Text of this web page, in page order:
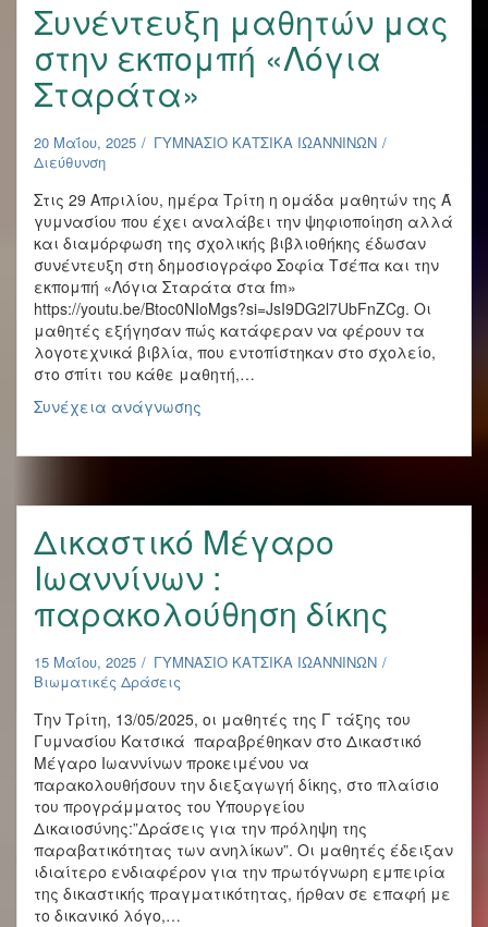
Λευκάδα
Συνέντευξη μαθητών μας
στην εκπομπή «Λόγια
Σταράτα»
20 Μαΐου, 2025
ΓΥΜΝΑΣΙΟ ΚΑΤΣΙΚΑ ΙΩΑΝΝΙΝΩΝ
Διεύθυνση
Στις 29 Απριλίου, ημέρα Τρίτη η ομάδα μαθητών της Ά
γυμνασίου που έχει αναλάβει την ψηφιοποίηση αλλά
και διαμόρφωση της σχολικής βιβλιοθήκης έδωσαν
συνέντευξη στη δημοσιογράφο Σοφία Τσέπα και την
εκπομπή «Λόγια Σταράτα στα fm»
https://youtu.be/Btoc0NIoMgs?si=JsI9DG2l7UbFnZCg. Οι
μαθητές εξήγησαν πώς κατάφεραν να φέρουν τα
λογοτεχνικά βιβλία, που εντοπίστηκαν στο σχολείο,
στο σπίτι του κάθε μαθητή,…
Συνέχεια ανάγνωσης
«Λόγια
Σταράτα»
Δικαστικό Μέγαρο
Ιωαννίνων :
παρακολούθηση δίκης
15 Μαΐου, 2025
ΓΥΜΝΑΣΙΟ ΚΑΤΣΙΚΑ ΙΩΑΝΝΙΝΩΝ
Βιωματικές Δράσεις
Την Τρίτη, 13/05/2025, οι μαθητές της Γ τάξης του
Γυμνασίου Κατσικά παραβρέθηκαν στο Δικαστικό
Μέγαρο Ιωαννίνων προκειμένου να
παρακολουθήσουν την διεξαγωγή δίκης, στο πλαίσιο
του προγράμματος του Υπουργείου
Δικαιοσύνης:”Δράσεις για την πρόληψη της
παραβατικότητας των ανηλίκων”. Οι μαθητές έδειξαν
ιδιαίτερο ενδιαφέρον για την πρωτόγνωρη εμπειρία
της δικαστικής πραγματικότητας, ήρθαν σε επαφή με
το δικανικό λόγο,…